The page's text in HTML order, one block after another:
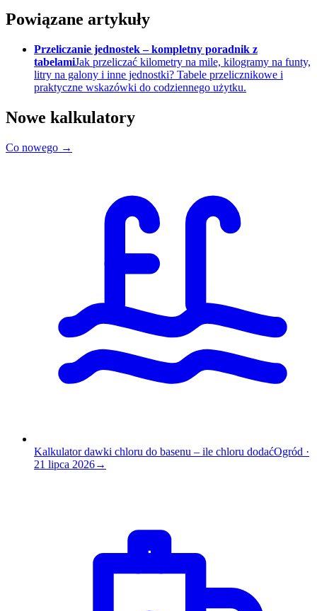
Powiązane artykuły
Przeliczanie jednostek – kompletny poradnik z
tabelamiJak przeliczać kilometry na mile, kilogramy na funty,
litry na galony i inne jednostki? Tabele przelicznikowe i
praktyczne wskazówki do codziennego użytku.
Nowe kalkulatory
Co nowego →
Kalkulator dawki chloru do basenu – ile chloru dodaćOgród ·
21 lipca 2026→